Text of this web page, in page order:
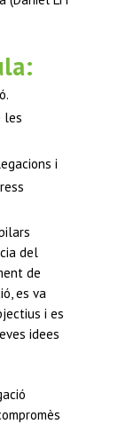
les
i
del
de
es va
i es
idees